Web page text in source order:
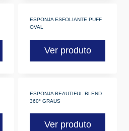
ESPONJA ESFOLIANTE PUFF
OVAL
Ver produto
ESPONJA BEAUTIFUL BLEND
360° GRAUS
Ver produto